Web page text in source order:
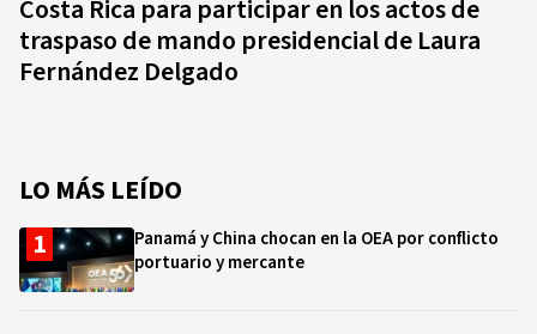
Costa Rica para participar en los actos de
traspaso de mando presidencial de Laura
Fernández Delgado
LO MÁS LEÍDO
Panamá y China chocan en la OEA por conflicto
portuario y mercante